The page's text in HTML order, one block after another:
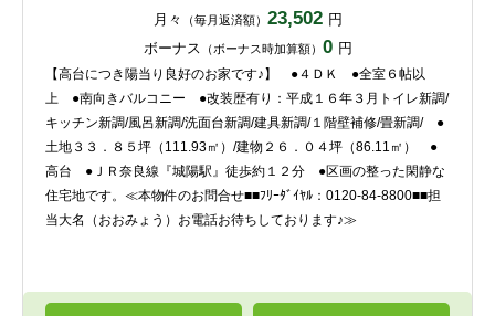
月々 （毎月返済額） 23,502 円
ボーナス （ボーナス時加算額） 0 円
【高台につき陽当り良好のお家です♪】 ●４ＤＫ ●全室６帖以
上 ●南向きバルコニー ●改装歴有り：平成１６年３月トイレ新調/
キッチン新調/風呂新調/洗面台新調/建具新調/１階壁補修/畳新調/ ●
土地３３．８５坪（111.93㎡）/建物２６．０４坪（86.11㎡） ●
高台 ●ＪＲ奈良線『城陽駅』徒歩約１２分 ●区画の整った閑静な
住宅地です。≪本物件のお問合せ■■ﾌﾘｰﾀﾞｲﾔﾙ：0120-84-8800■■担
当大名（おおみょう）お電話お待ちしております♪≫